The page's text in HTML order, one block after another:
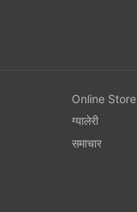
Online Store
ग्यालेरी
समाचार